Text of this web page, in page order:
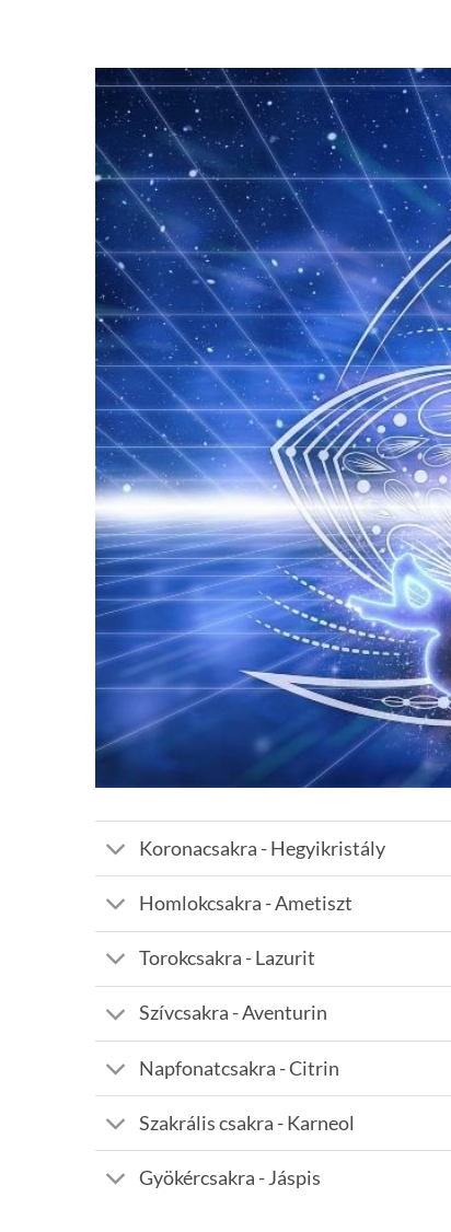
Koronacsakra - Hegyikristály
Homlokcsakra - Ametiszt
Torokcsakra - Lazurit
Szívcsakra - Aventurin
Napfonatcsakra - Citrin
Szakrális csakra - Karneol
Gyökércsakra - Jáspis